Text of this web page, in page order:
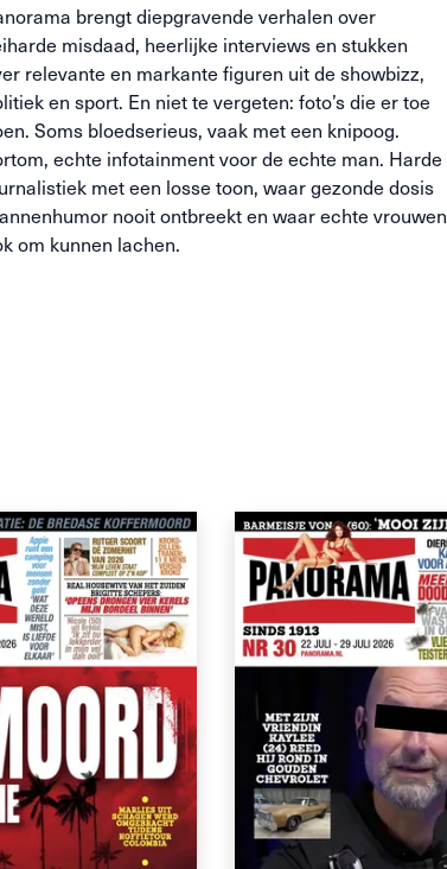
brengt diepgravende verhalen over
misdaad, heerlijke interviews en stukken
relevante en markante figuren uit de showbizz,
en sport. En niet te vergeten: foto’s die er toe
Soms bloedserieus, vaak met een knipoog.
echte infotainment voor de echte man. Harde
met een losse toon, waar gezonde dosis
nooit ontbreekt en waar echte vrouwen
om kunnen lachen.